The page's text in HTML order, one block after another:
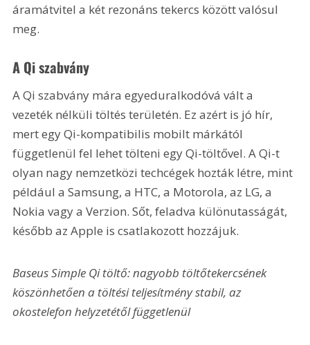
áramátvitel a két rezonáns tekercs között valósul
meg.
A Qi szabvány
A Qi szabvány mára egyeduralkodóvá vált a
vezeték nélküli töltés területén. Ez azért is jó hír,
mert egy Qi-kompatibilis mobilt márkától
függetlenül fel lehet tölteni egy Qi-töltővel. A Qi-t
olyan nagy nemzetközi techcégek hozták létre, mint
például a Samsung, a HTC, a Motorola, az LG, a
Nokia vagy a Verzion. Sőt, feladva különutasságát,
később az Apple is csatlakozott hozzájuk.
Baseus Simple Qi töltő: nagyobb töltőtekercsének
köszönhetően a töltési teljesítmény stabil, az
okostelefon helyzetétől függetlenül